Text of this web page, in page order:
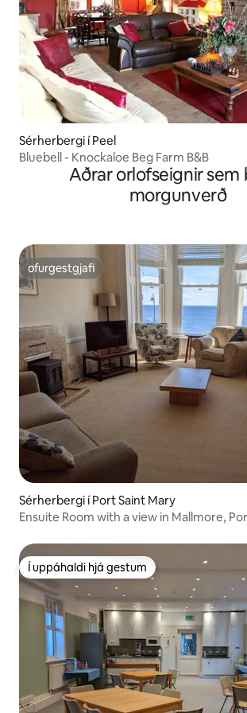
Sérherbergi í Peel
Bluebell - Knockaloe Beg Farm B&B
Aðrar orlofseignir sem
morgunverð
ofurgestgjafi
ofurgestgjafi
Sérherbergi í Port Saint Mary
Ensuite Room with a view in Mallmore,
Í uppáhaldi hjá gestum
Í uppáhaldi hjá gestum